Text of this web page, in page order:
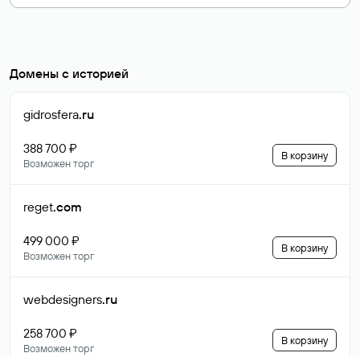
Домены с историей
gidrosfera.ru
388 700 ₽
Возможен торг
В корзину
reget.com
499 000 ₽
Возможен торг
В корзину
webdesigners.ru
258 700 ₽
Возможен торг
В корзину